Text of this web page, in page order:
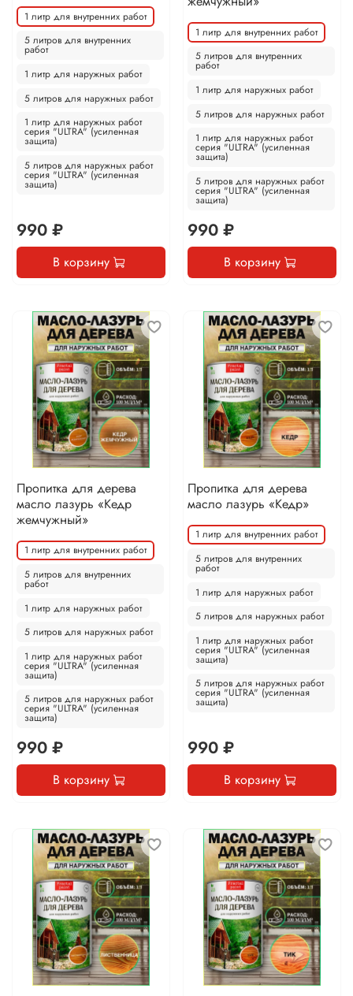
1 литр для внутренних работ
5 литров для внутренних
работ
1 литр для наружных работ
5 литров для наружных работ
1 литр для наружных работ
серия "ULTRA" (усиленная
защита)
5 литров для наружных работ
серия "ULTRA" (усиленная
защита)
990 ₽
В корзину
1 литр для внутренних работ
5 литров для внутренних
работ
1 литр для наружных работ
5 литров для наружных работ
1 литр для наружных работ
серия "ULTRA" (усиленная
защита)
5 литров для наружных работ
серия "ULTRA" (усиленная
защита)
990 ₽
В корзину
Пропитка для дерева
масло лазурь «Кедр
жемчужный»
1 литр для внутренних работ
5 литров для внутренних
работ
1 литр для наружных работ
5 литров для наружных работ
1 литр для наружных работ
серия "ULTRA" (усиленная
защита)
5 литров для наружных работ
серия "ULTRA" (усиленная
защита)
990 ₽
В корзину
Пропитка для дерева
масло лазурь «Кедр»
1 литр для внутренних работ
5 литров для внутренних
работ
1 литр для наружных работ
5 литров для наружных работ
1 литр для наружных работ
серия "ULTRA" (усиленная
защита)
5 литров для наружных работ
серия "ULTRA" (усиленная
защита)
990 ₽
В корзину